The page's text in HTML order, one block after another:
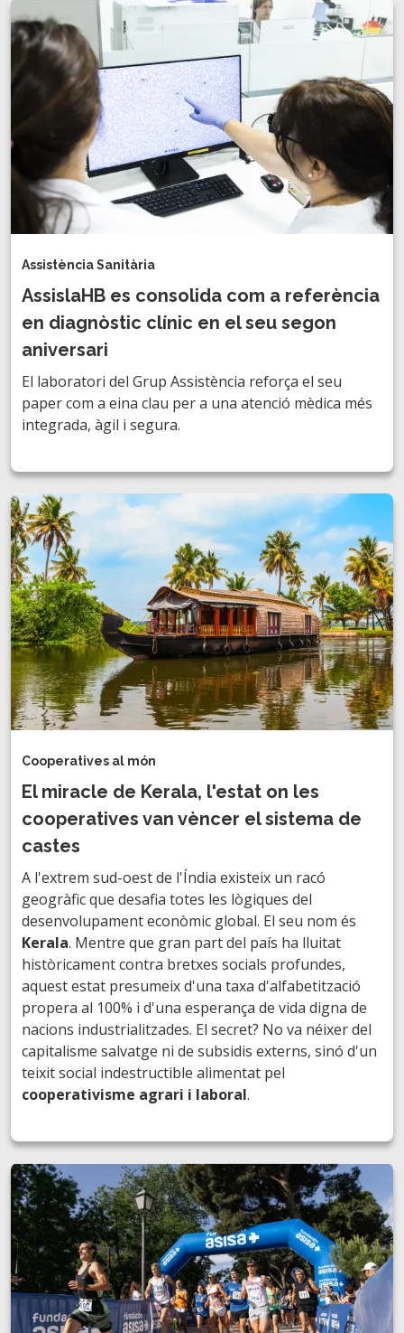
Assistència Sanitària
AssislaHB es consolida com a referència
en diagnòstic clínic en el seu segon
aniversari
El laboratori del Grup Assistència reforça el seu
paper com a eina clau per a una atenció mèdica més
integrada, àgil i segura.
Cooperatives al món
El miracle de Kerala, l'estat on les
cooperatives van vèncer el sistema de
castes
A l'extrem sud-oest de l'Índia existeix un racó
geogràfic que desafia totes les lògiques del
desenvolupament econòmic global. El seu nom és
Kerala. Mentre que gran part del país ha lluitat
històricament contra bretxes socials profundes,
aquest estat presumeix d'una taxa d'alfabetització
propera al 100% i d'una esperança de vida digna de
nacions industrialitzades. El secret? No va néixer del
capitalisme salvatge ni de subsidis externs, sinó d'un
teixit social indestructible alimentat pel
cooperativisme agrari i laboral.